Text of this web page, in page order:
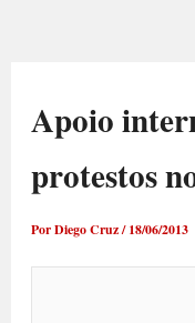
Apoio
protestos
PorDiego Cruz/18/06/2013